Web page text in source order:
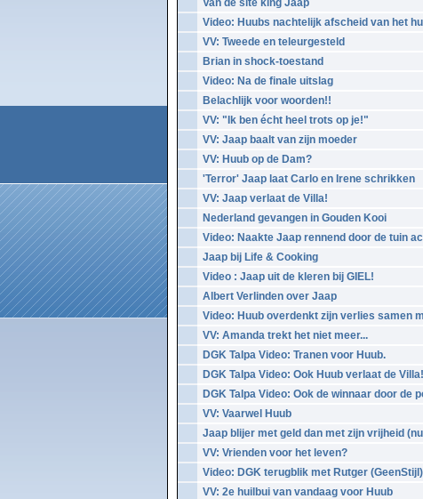
Van de site king Jaap
Video: Huubs nachtelijk afscheid van het
VV: Tweede en teleurgesteld
Brian in shock-toestand
Video: Na de finale uitslag
Belachlijk voor woorden!!
VV: "Ik ben écht heel trots op je!"
VV: Jaap baalt van zijn moeder
VV: Huub op de Dam?
'Terror' Jaap laat Carlo en Irene schrikken
VV: Jaap verlaat de Villa!
Nederland gevangen in Gouden Kooi
Video: Naakte Jaap rennend door de tuin
Jaap bij Life & Cooking
Video : Jaap uit de kleren bij GIEL!
Albert Verlinden over Jaap
Video: Huub overdenkt zijn verlies samen
VV: Amanda trekt het niet meer...
DGK Talpa Video: Tranen voor Huub.
DGK Talpa Video: Ook Huub verlaat de Villa!
DGK Talpa Video: Ook de winnaar door de
VV: Vaarwel Huub
Jaap blijer met geld dan met zijn vrijheid
VV: Vrienden voor het leven?
Video: DGK terugblik met Rutger
VV: 2e huilbui van vandaag voor Huub